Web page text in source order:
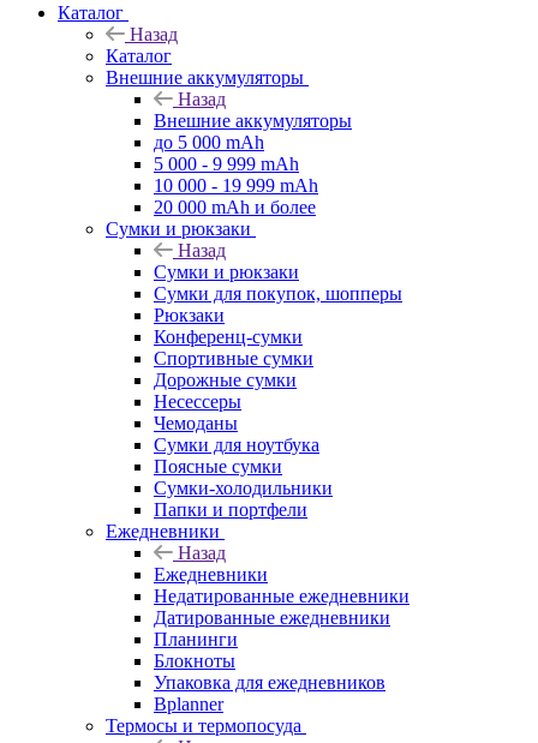
Каталог
Назад
Каталог
Внешние аккумуляторы
Назад
Внешние аккумуляторы
до 5 000 mAh
5 000 - 9 999 mAh
10 000 - 19 999 mAh
20 000 mAh и более
Сумки и рюкзаки
Назад
Сумки и рюкзаки
Сумки для покупок, шопперы
Рюкзаки
Конференц-сумки
Спортивные сумки
Дорожные сумки
Несессеры
Чемоданы
Сумки для ноутбука
Поясные сумки
Сумки-холодильники
Папки и портфели
Ежедневники
Назад
Ежедневники
Недатированные ежедневники
Датированные ежедневники
Планинги
Блокноты
Упаковка для ежедневников
Bplanner
Термосы и термопосуда